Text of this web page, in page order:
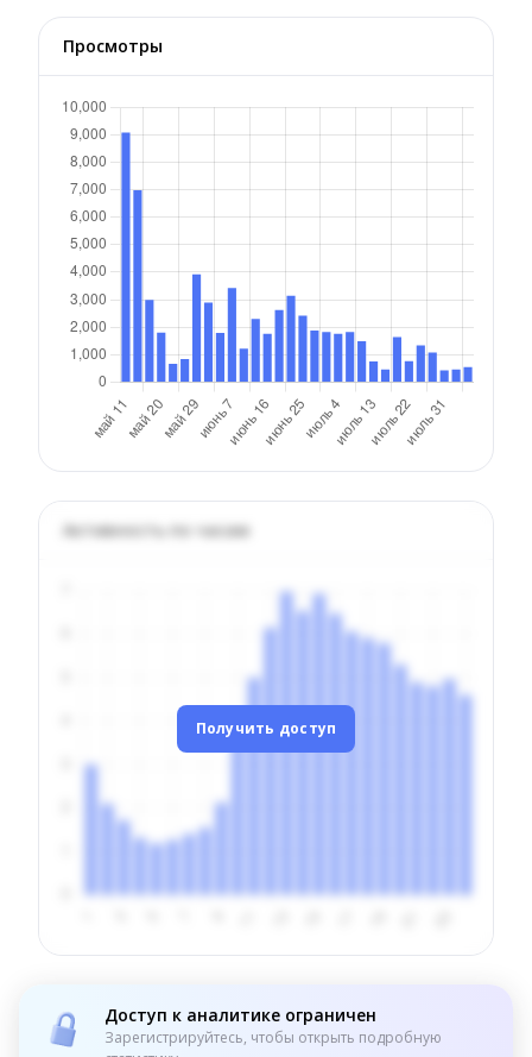
Просмотры
Активность по часам
Получить доступ
Доступ к аналитике ограничен
Зарегистрируйтесь, чтобы открыть подробную